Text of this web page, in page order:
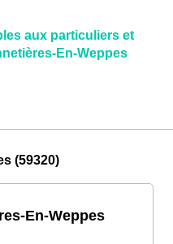
aux particuliers et
En-Weppes
(59320)
En-Weppes